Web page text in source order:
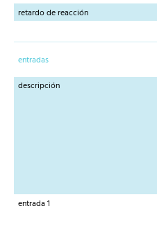
retardo de reacción
entradas
descripción
entrada 1